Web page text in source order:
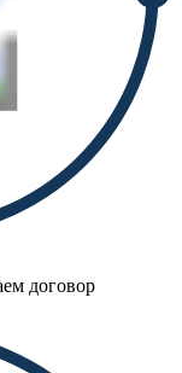
договор